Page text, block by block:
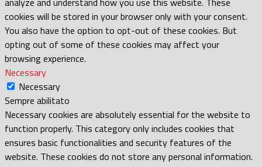
cookies will be stored in your browser only with your consent.
You also have the option to opt-out of these cookies. But
opting out of some of these cookies may affect your
browsing experience.
Necessary
Necessary
Sempre abilitato
Necessary cookies are absolutely essential for the website to
function properly. This category only includes cookies that
ensures basic functionalities and security features of the
website. These cookies do not store any personal information.